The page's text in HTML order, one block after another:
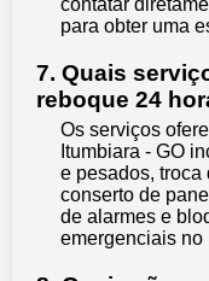
contatar
para obter uma
7. Quais
reboque 24
Os serviços
Itumbiara - GO
e pesados, troca
conserto de
de alarmes e
emergenciais no